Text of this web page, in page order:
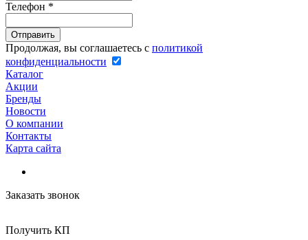
Телефон *
Продолжая, вы соглашаетесь с политикой
конфиденциальности
Каталог
Акции
Бренды
Новости
О компании
Контакты
Карта сайта
Заказать звонок
Получить КП